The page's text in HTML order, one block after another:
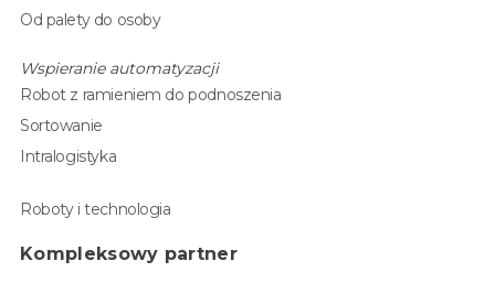
Od palety do osoby
Wspieranie automatyzacji
Robot z ramieniem do podnoszenia
Sortowanie
Intralogistyka
Roboty i technologia
Kompleksowy partner